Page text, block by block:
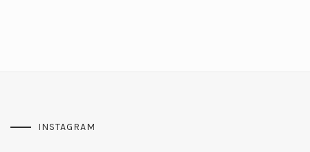
INSTAGRAM